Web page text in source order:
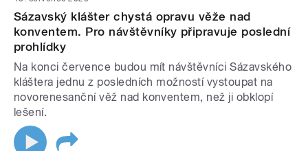
Sázavský klášter chystá opravu věže nad
konventem. Pro návštěvníky připravuje poslední
prohlídky
Na konci července budou mít návštěvníci Sázavského
kláštera jednu z posledních možností vystoupat na
novorenesanční věž nad konventem, než ji obklopí
lešení.